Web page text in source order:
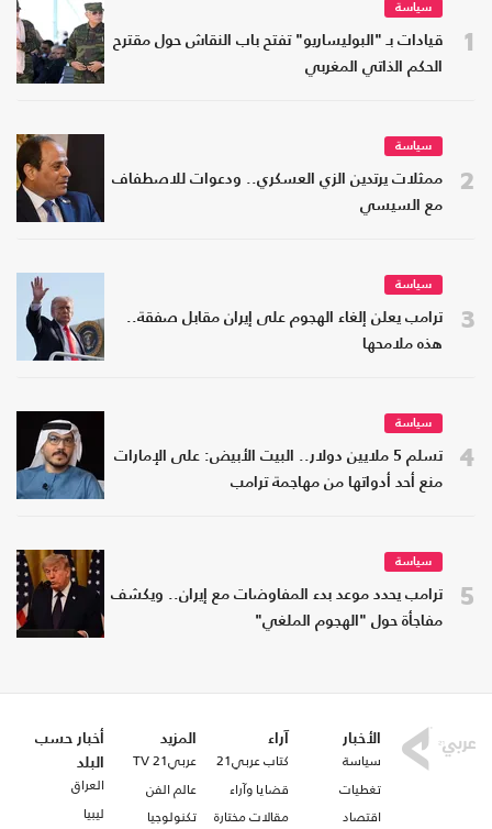
1
سياسة
قيادات بـ "البوليساريو" تفتح باب النقاش حول مقترح
الحكم الذاتي المغربي
2
سياسة
ممثلات يرتدين الزي العسكري.. ودعوات للاصطفاف
مع السيسي
3
سياسة
ترامب يعلن إلغاء الهجوم على إيران مقابل صفقة..
هذه ملامحها
4
سياسة
تسلم 5 ملايين دولار.. البيت الأبيض: على الإمارات
منع أحد أدواتها من مهاجمة ترامب
5
سياسة
ترامب يحدد موعد بدء المفاوضات مع إيران.. ويكشف
مفاجأة حول "الهجوم الملغي"
الأخبار
سياسة
تغطيات
اقتصاد
آراء
كتاب عربي21
قضايا وآراء
مقالات مختارة
المزيد
عربي21 TV
عالم الفن
تكنولوجيا
أخبار حسب
البلد
العراق
ليبيا